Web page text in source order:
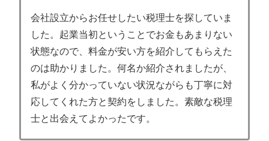
会社設立からお任せしたい税理士を探していま
した。起業当初ということでお金もあまりない
状態なので、料金が安い方を紹介してもらえた
のは助かりました。何名か紹介されましたが、
私がよく分かっていない状況ながらも丁寧に対
応してくれた方と契約をしました。素敵な税理
士と出会えてよかったです。